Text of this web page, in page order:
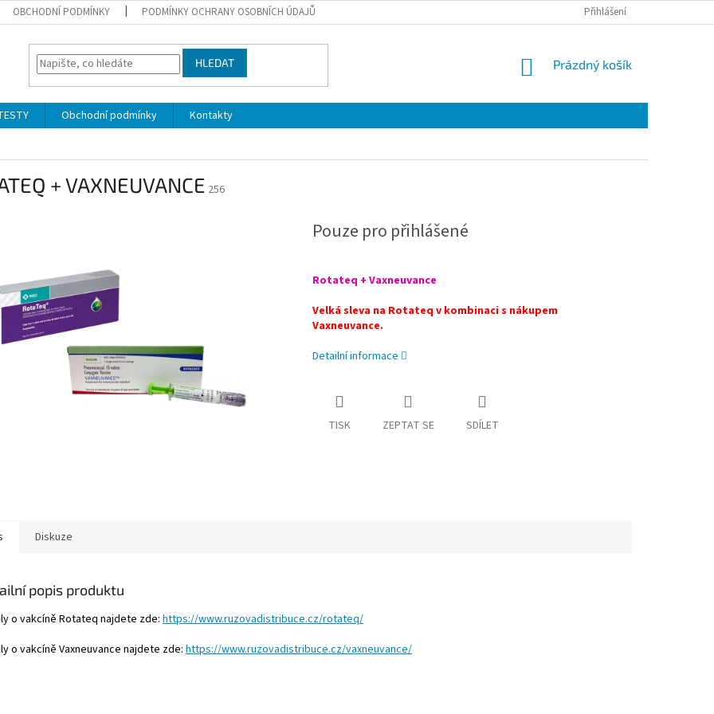
OBCHODNÍ PODMÍNKY PODMÍNKY OCHRANY OSOBNÍCH ÚDAJŮ Přihlášení
HLEDAT
NÁKUPNÍ
Prázdný košík
Obchodní podmínky
Kontakty
+ VAXNEUVANCE 256
Pouze pro přihlášené
Rotateq + Vaxneuvance
Velká sleva na Rotateq v kombinaci s nákupem
Vaxneuvance.
Detailní informace
TISK ZEPTAT SE SDÍLET
Diskuze
popis produktu
o vakcíně Rotateq najdete zde:https://www.ruzovadistribuce.cz/rotateq/
o vakcíně Vaxneuvance najdete zde: https://www.ruzovadistribuce.cz/vaxneuvance/